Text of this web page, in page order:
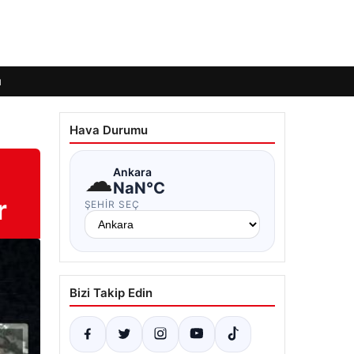
Hava Durumu
☁Ankara
NaN°C
ŞEHIR SEÇ
Bizi Takip Edin